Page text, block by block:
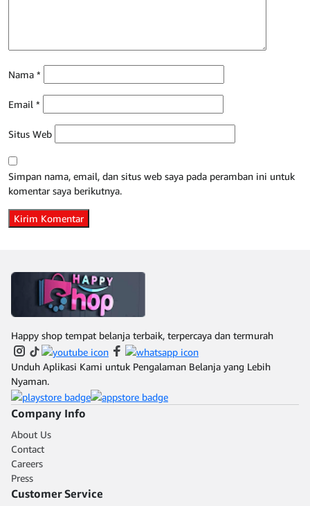
Nama *
Email *
Situs Web
Simpan nama, email, dan situs web saya pada peramban ini untuk
komentar saya berikutnya.
Happy shop tempat belanja terbaik, terpercaya dan termurah
Unduh Aplikasi Kami untuk Pengalaman Belanja yang Lebih
Nyaman.
Company Info
About Us
Contact
Careers
Press
Customer Service